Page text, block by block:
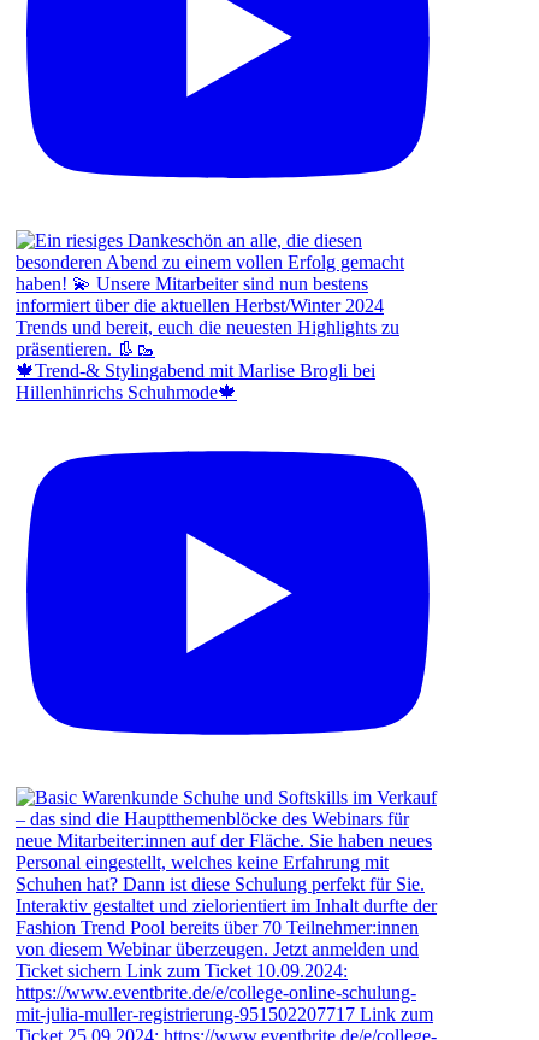
🍁Trend-& Stylingabend mit Marlise Brogli bei
Hillenhinrichs Schuhmode🍁